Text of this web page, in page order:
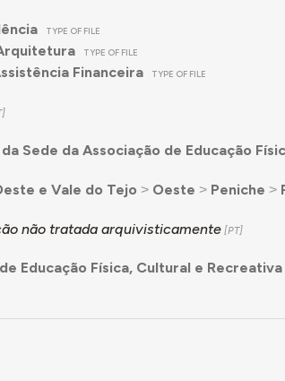
TYPE OF FILE
TYPE OF FILE
Financeira TYPE OF FILE
Sede da Associação de Educação
e Vale do Tejo ˃ Oeste ˃ Peniche ˃
não tratada arquivisticamente
Educação Física, Cultural e